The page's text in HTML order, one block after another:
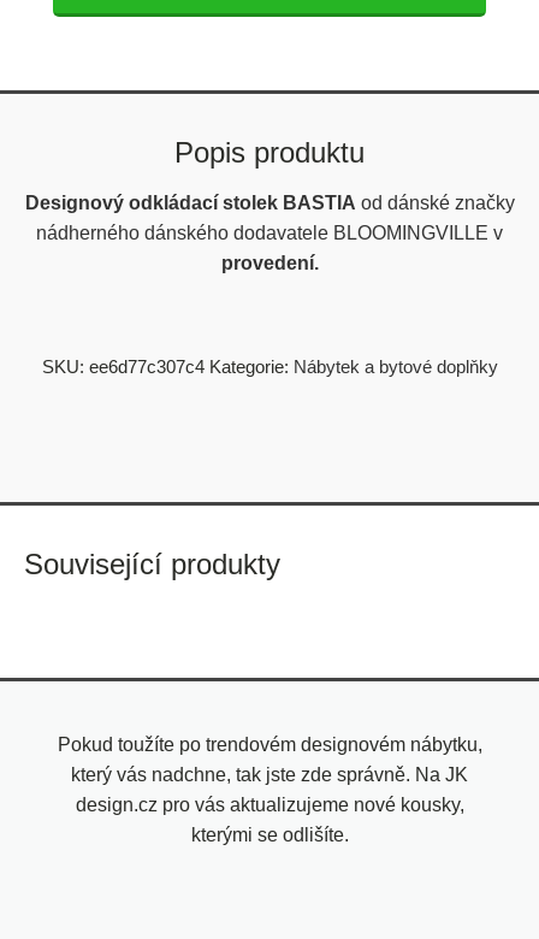
Popis produktu
Designový odkládací stolek BASTIA od dánské značky
nádherného dánského dodavatele BLOOMINGVILLE v
provedení.
SKU: ee6d77c307c4 Kategorie: Nábytek a bytové doplňky
Související produkty
Pokud toužíte po trendovém designovém nábytku,
který vás nadchne, tak jste zde správně. Na JK
design.cz pro vás aktualizujeme nové kousky,
kterými se odlišíte.